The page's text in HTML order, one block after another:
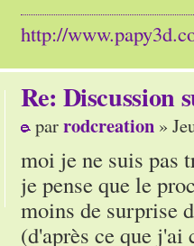
http://
Re: Discussion
parrodcreation »
moi je ne suis pas
je pense que le
moins de surprise
(d'après ce que